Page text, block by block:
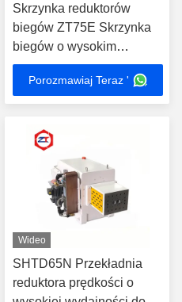
Skrzynka reduktorów
biegów ZT75E Skrzynka
biegów o wysokim
momentu obrotowym 160 -
500KW Moc dla maszyny
wytłaczającej
Porozmawiaj Teraz '
Wideo
SHTD65N Przekładnia
reduktora prędkości o